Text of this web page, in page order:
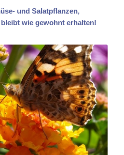
und Salatpflanzen,
wie gewohnt erhalten!